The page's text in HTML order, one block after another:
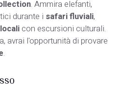
. Ammira elefanti,
durante i safari fluviali,
con escursioni culturali.
avrai l'opportunità di provare
.